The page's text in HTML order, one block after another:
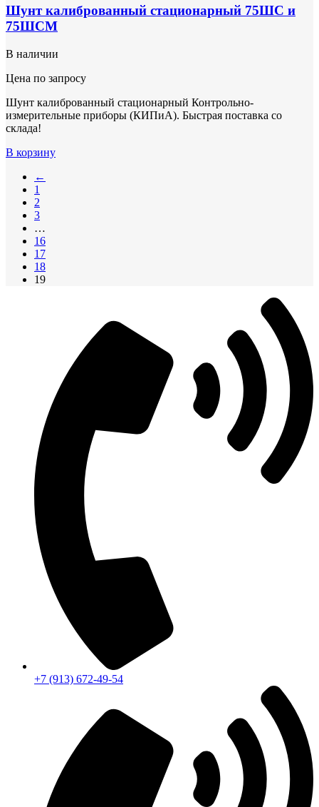
Шунт калиброванный стационарный 75ШС и
75ШСМ
В наличии
Цена по запросу
Шунт калиброванный стационарный Контрольно-
измерительные приборы (КИПиА). Быстрая поставка со
склада!
В корзину
←
1
2
3
…
16
17
18
19
+7 (913) 672-49-54